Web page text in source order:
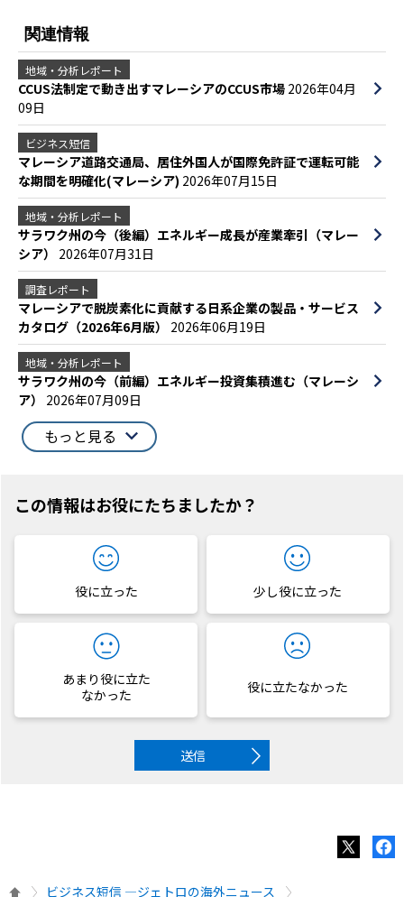
関連情報
地域・分析レポート
CCUS法制定で動き出すマレーシアのCCUS市場 2026年04月
09日
ビジネス短信
マレーシア道路交通局、居住外国人が国際免許証で運転可能
な期間を明確化(マレーシア) 2026年07月15日
地域・分析レポート
サラワク州の今（後編）エネルギー成長が産業牽引（マレー
シア） 2026年07月31日
調査レポート
マレーシアで脱炭素化に貢献する日系企業の製品・サービス
カタログ（2026年6月版） 2026年06月19日
地域・分析レポート
サラワク州の今（前編）エネルギー投資集積進む（マレーシ
ア） 2026年07月09日
もっと見る
この情報はお役にたちましたか？
役に立った 少し役に立った
あまり役に立た
なかった
役に立たなかった
送信
ビジネス短信 ―ジェトロの海外ニュース